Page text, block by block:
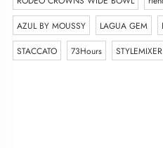
AZUL BY MOUSSY
LAGUA GEM
STACCATO
73Hours STYLEMIXER